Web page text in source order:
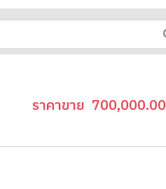
ราคาขาย 700,000.00